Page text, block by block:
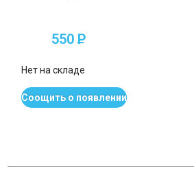
550P
Нет на складе
Соощить о появлении